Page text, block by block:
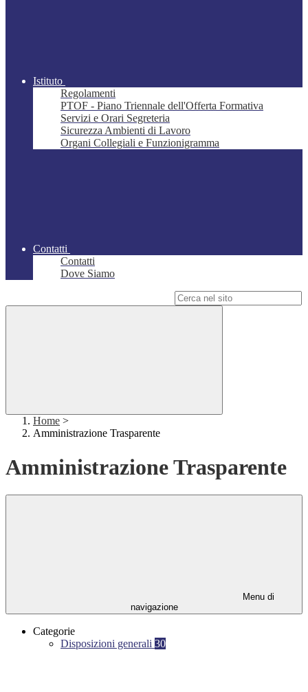
Istituto
Regolamenti
PTOF - Piano Triennale dell'Offerta Formativa
Servizi e Orari Segreteria
Sicurezza Ambienti di Lavoro
Organi Collegiali e Funzionigramma
Contatti
Contatti
Dove Siamo
Home >
Amministrazione Trasparente
Amministrazione Trasparente
Menu di
navigazione
Categorie
Disposizioni generali 30